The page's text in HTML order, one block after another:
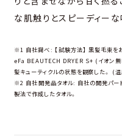
な肌触りとスピーディー
※1 自社調べ: 【試験方法】 黒髪毛束を
eFa BEAUTECH DRYER S+ (イオン
髪キューティクルの状態を観察した
※2 自社開発品タオル: 自社の開発パー
製法で作成したタオル。